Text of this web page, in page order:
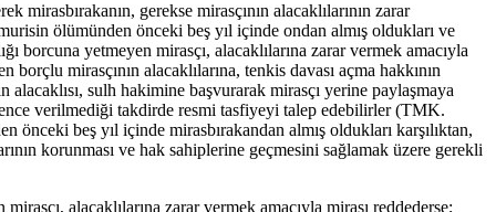
gerekse mirasçının alacaklılarının zarar
ölümünden önceki beş yıl içinde ondan almış oldukları ve
borcuna yetmeyen mirasçı, alacaklılarına zarar vermek amacıyla
mirasçının alacaklılarına, tenkis davası açma hakkının
sulh hakimine başvurarak mirasçı yerine paylaşmaya
verilmediği takdirde resmi tasfiyeyi talep edebilirler (TMK.
önceki beş yıl içinde mirasbırakandan almış oldukları karşılıktan,
korunması ve hak sahiplerine geçmesini sağlamak üzere gerekli
alacaklılarına zarar vermek amacıyla mirası reddederse;